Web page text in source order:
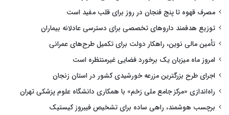
مصرف قهوه تا پنج فنجان در روز برای قلب مفید است
توزیع هدفمند داروهای تخصصی برای دسترسی عادلانه بیماران
تأمین مالی نوین، راهکار دولت برای تکمیل طرح‌های عمرانی
امروز ماه میزبان یک برخورد فضایی غیرمنتظره است
اجرای طرح بزرگترین مزرعه خورشیدی کشور در استان زنجان
راه‌اندازی «مرکز جامع ملی زخم» با همکاری دانشگاه علوم پزشکی تهران
برچسب هوشمند، راهی ساده برای تشخیص فیبروز کیستیک